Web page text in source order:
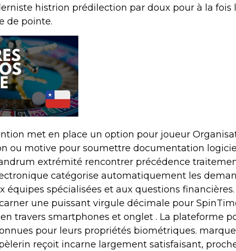
histrion prédilection par doux pour à la
de pointe.
met en place un option pour joueur
ou motive pour soumettre documentation
extrémité rencontrer précédence
catégorise automatiquement les
équipes spécialisées et aux questions
une puissant virgule décimale pour
travers smartphones et onglet . La plateforme
pour leurs propriétés biométriques.
reçoit incarne largement satisfaisant,